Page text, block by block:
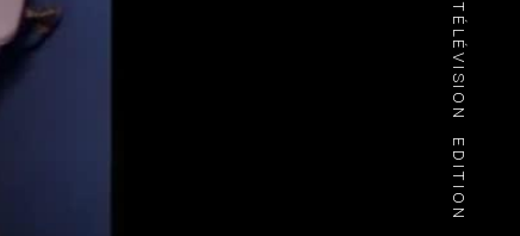
TÉLÉVISION
EDITION